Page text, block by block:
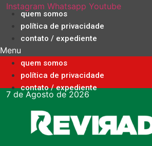
conteúdo
Instagram Whatsapp Youtube
quem somos
política de privacidade
contato / expediente
Menu
quem somos
política de privacidade
contato / expediente
7 de Agosto de 2026